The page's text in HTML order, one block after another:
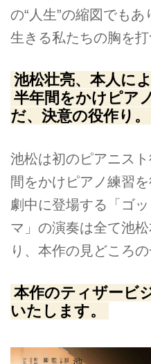
の“人生”の縮図でも
生きる私たちの胸を打
池松壮亮、本人に
半年間をかけピア
だ、決意の役作り。
池松は初のピアニス
間をかけピアノ練習
劇中に登場する「ゴ
マ」の演奏は全て池
り、本作の見どころの
本作のティザービ
いたします。